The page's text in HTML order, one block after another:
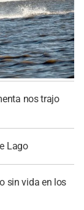
nos trajo
Lago
sin vida en los